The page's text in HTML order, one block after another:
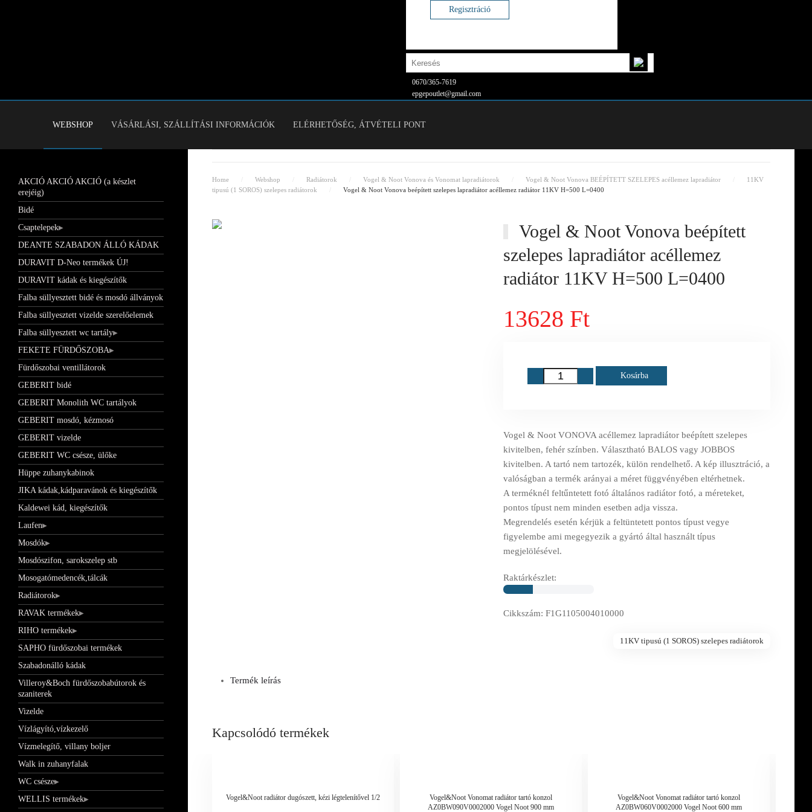
Regisztráció
0670/365-7619
epgepoutlet@gmail.com
WEBSHOP VÁSÁRLÁSI, SZÁLLÍTÁSI INFORMÁCIÓK ELÉRHETŐSÉG, ÁTVÉTELI PONT
Home Webshop Radiátorok Vogel & Noot Vonova és Vonomat lapradiátorok Vogel & Noot Vonova BEÉPÍTETT SZELEPES acéllemez lapradiátor
11KV
tipusú (1 SOROS) szelepes radiátorok
Vogel & Noot Vonova beépített szelepes lapradiátor acéllemez radiátor 11KV H=500 L=0400
Vogel & Noot Vonova beépített
szelepes lapradiátor acéllemez
radiátor 11KV H=500 L=0400
13628 Ft
Kosárba
Vogel & Noot VONOVA acéllemez lapradiátor beépített szelepes
kivitelben, fehér színben. Választható BALOS vagy JOBBOS
kivitelben. A tartó nem tartozék, külön rendelhető. A kép illusztráció, a
valóságban a termék arányai a méret függvényében eltérhetnek.
A terméknél feltűntetett fotó általános radiátor fotó, a méreteket,
pontos típust nem minden esetben adja vissza.
Megrendelés esetén kérjük a feltüntetett pontos típust vegye
figyelembe ami megegyezik a gyártó által használt típus
megjelölésével.
Raktárkészlet:
Cikkszám: F1G1105004010000
11KV tipusú (1 SOROS) szelepes radiátorok
Termék leírás
Kapcsolódó termékek
Vogel&Noot radiátor dugószett, kézi légtelenítővel 1/2
Vogel&Noot Vonomat radiátor tartó konzol
AZ0BW090V0002000 Vogel Noot 900 mm
Vogel&Noot Vonomat radiátor tartó konzol
AZ0BW060V0002000 Vogel Noot 600 mm
AKCIÓ AKCIÓ AKCIÓ (a készlet
erejéig)
Bidé
Csaptelepek
DEANTE SZABADON ÁLLÓ KÁDAK
DURAVIT D-Neo termékek ÚJ!
DURAVIT kádak és kiegészítők
Falba süllyesztett bidé és mosdó állványok
Falba süllyesztett vizelde szerelőelemek
Falba süllyesztett wc tartály
FEKETE FÜRDŐSZOBA
Fürdőszobai ventillátorok
GEBERIT bidé
GEBERIT Monolith WC tartályok
GEBERIT mosdó, kézmosó
GEBERIT vizelde
GEBERIT WC csésze, ülőke
Hüppe zuhanykabinok
JIKA kádak,kádparavánok és kiegészítők
Kaldewei kád, kiegészítők
Laufen
Mosdók
Mosdószifon, sarokszelep stb
Mosogatómedencék,tálcák
Radiátorok
RAVAK termékek
RIHO termékek
SAPHO fürdőszobai termékek
Szabadonálló kádak
Villeroy&Boch fürdőszobabútorok és
szaniterek
Vizelde
Vízlágyító,vízkezelő
Vízmelegítő, villany boljer
Walk in zuhanyfalak
WC csésze
WELLIS termékek